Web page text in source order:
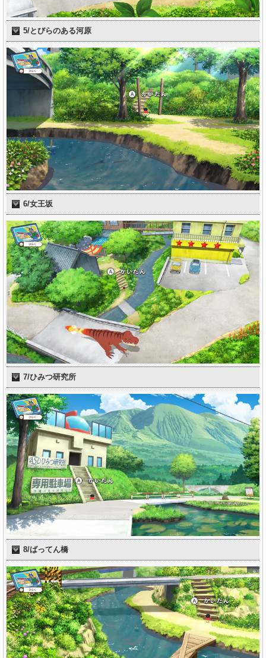
5/とびらのある河原
6/女王坂
7/ひみつ研究所
8/ばってん橋